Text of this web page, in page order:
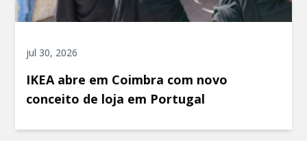
jul 30, 2026
IKEA abre em Coimbra com novo
conceito de loja em Portugal